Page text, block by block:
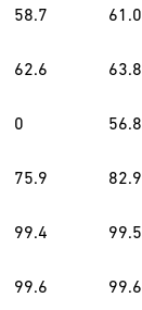
58.7
62.6
0
75.9
99.4
99.6 99.6